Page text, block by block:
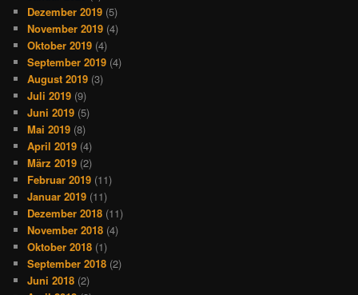
Dezember 2019 (5)
November 2019 (4)
Oktober 2019 (4)
September 2019 (4)
August 2019 (3)
Juli 2019 (9)
Juni 2019 (5)
Mai 2019 (8)
April 2019 (4)
März 2019 (2)
Februar 2019 (11)
Januar 2019 (11)
Dezember 2018 (11)
November 2018 (4)
Oktober 2018 (1)
September 2018 (2)
Juni 2018 (2)